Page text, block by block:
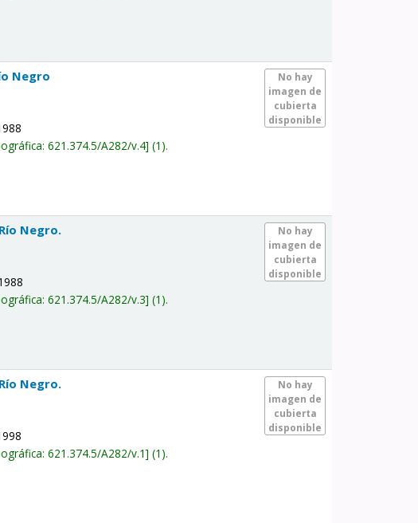
No hay
imagen de
cubierta
disponible
Negro
621.374.5/A282/v.4 (1).
No hay
imagen de
cubierta
disponible
Río Negro.
621.374.5/A282/v.3 (1).
No hay
imagen de
cubierta
disponible
Río Negro.
621.374.5/A282/v.1 (1).